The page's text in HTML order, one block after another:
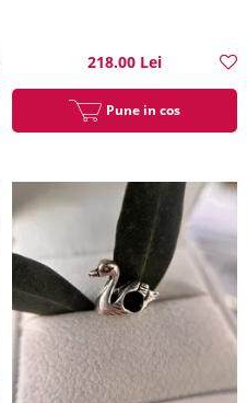
218.00 Lei
Pune in cos